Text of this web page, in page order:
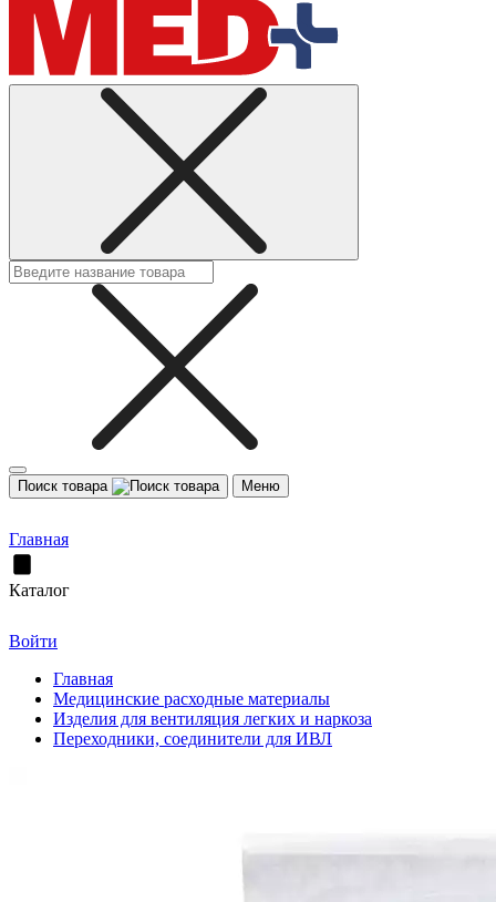
Поиск товара Меню
Главная
Каталог
Войти
Главная
Медицинские расходные материалы
Изделия для вентиляция легких и наркоза
Переходники, соединители для ИВЛ